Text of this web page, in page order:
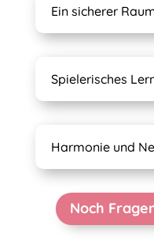
Ein sicherer
Spielerisches
Harmonie und
Noch